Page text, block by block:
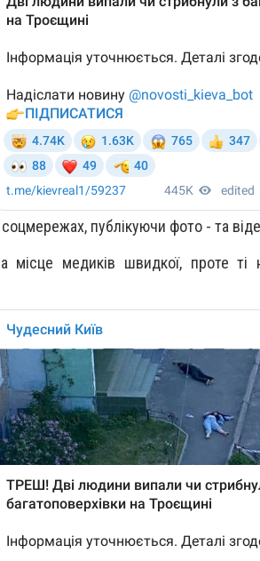
публікуючи фото - та
місце медиків швидкої, проте